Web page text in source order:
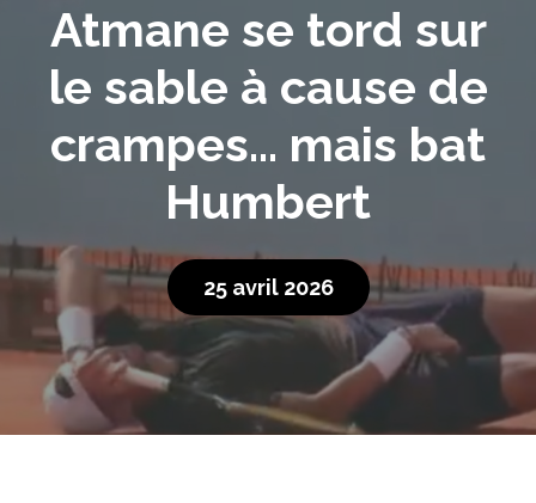
Atmane se tord sur
le sable à cause de
crampes… mais bat
Humbert
25 avril 2026